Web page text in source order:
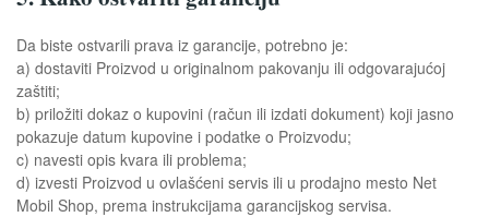
Da biste ostvarili prava iz garancije, potrebno je:
a) dostaviti Proizvod u originalnom pakovanju ili odgovarajućoj
zaštiti;
b) priložiti dokaz o kupovini (račun ili izdati dokument) koji jasno
pokazuje datum kupovine i podatke o Proizvodu;
c) navesti opis kvara ili problema;
d) izvesti Proizvod u ovlašćeni servis ili u prodajno mesto Net
Mobil Shop, prema instrukcijama garancijskog servisa.